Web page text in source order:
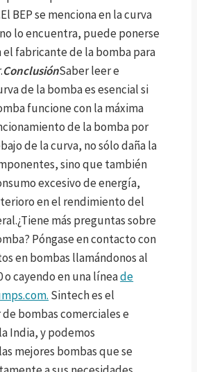
BEP se menciona en la curva
lo encuentra, puede ponerse
fabricante de la bomba para
ConclusiónSaber leer e
de la bomba es esencial si
funcione con la máxima
de la bomba por
de la curva, no sólo daña la
sino que también
excesivo de energía,
en el rendimiento del
más preguntas sobre
Póngase en contacto con
en bombas llamándonos al
o cayendo en una líneade
Sintech es el
bombas comerciales e
India, y podemos
mejores bombas que se